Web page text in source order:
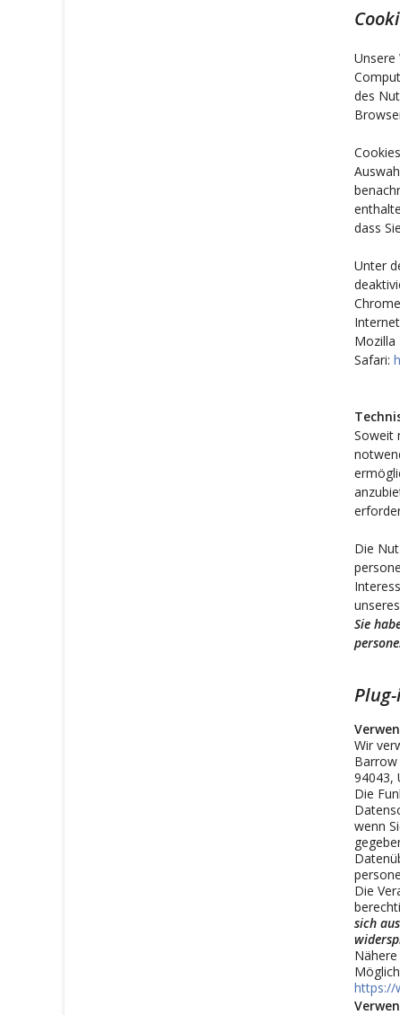
des
dass
Unter
Mozilla
Safari:
Soweit
Die
Sie
Wir
Barrow
94043,
Die
wenn
Die
sich
https://